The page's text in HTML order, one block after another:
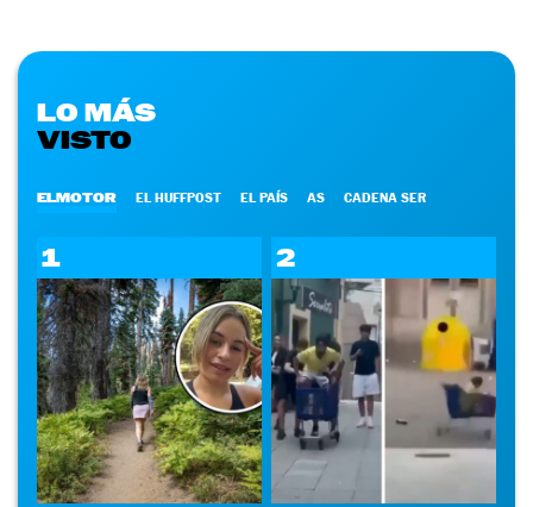
LO MÁS
VISTO
ELMOTOR EL HUFFPOST EL PAÍS AS CADENA SER
1 2